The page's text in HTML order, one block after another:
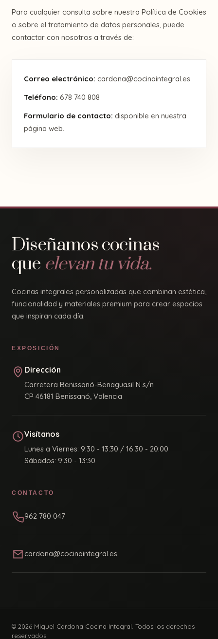
Para cualquier consulta sobre nuestra Política de Cookies
o sobre el tratamiento de datos personales, puede
contactar con nosotros a través de:
Correo electrónico: cardona@cocinaintegral.es
Teléfono: 678 740 808
Formulario de contacto: disponible en nuestra
página web.
Diseñamos cocinas
que elevan tu vida.
Cocinas integrales personalizadas que combinan estética,
funcionalidad y materiales premium para crear espacios
que inspiran cada día.
EXPOSICIÓN
Dirección
Carretera Benissanó-Benaguasil N s/n
CP 46181 Benissanó, Valencia
Visítanos
Lunes a Viernes: 9:30 - 13:30 / 16:30 - 20:00
Sábados: 9:30 - 13:30
CONTACTO
962 780 047
cardona@cocinaintegral.es
© 2026 Miguel Cardona Cocina Integral. Todos los derechos
reservados.